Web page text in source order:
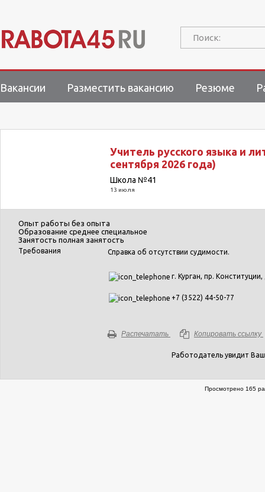
Поиск:
Вакансии Разместить вакансию Резюме
Учитель русского языка и
сентября 2026 года)
Школа №41
13 июля
Опыт работы без опыта
Образование среднее специальное
Занятость полная занятость
Требования Справка об отсутствии судимости.
г. Курган, пр. Конституции,
+7 (3522) 44-50-77
Распечатать Копировать ссылку
Работодатель увидит
Просмотрено 165